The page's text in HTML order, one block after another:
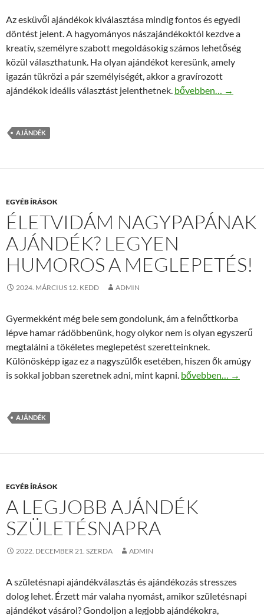
Az esküvői ajándékok kiválasztása mindig fontos és egyedi
döntést jelent. A hagyományos nászajándékoktól kezdve a
kreatív, személyre szabott megoldásokig számos lehetőség
közül választhatunk. Ha olyan ajándékot keresünk, amely
igazán tükrözi a pár személyiségét, akkor a gravírozott
ajándékok ideális választást jelenthetnek. A tökéletes
bővebben… →
AJÁNDÉK
EGYÉB ÍRÁSOK
ÉLETVIDÁM NAGYPAPÁNAK
AJÁNDÉK? LEGYEN
HUMOROS A MEGLEPETÉS!
2024. MÁRCIUS 12. KEDD ADMIN
Gyermekként még bele sem gondolunk, ám a felnőttkorba
lépve hamar rádöbbenünk, hogy olykor nem is olyan egyszerű
megtalálni a tökéletes meglepetést szeretteinknek.
Különösképp igaz ez a nagyszülők esetében, hiszen ők amúgy
is sokkal jobban szeretnek adni, mint kapni. Életvidám
bővebben… →
AJÁNDÉK
EGYÉB ÍRÁSOK
A LEGJOBB AJÁNDÉK
SZÜLETÉSNAPRA
2022. DECEMBER 21. SZERDA ADMIN
A születésnapi ajándékválasztás és ajándékozás stresszes
dolog lehet. Érzett már valaha nyomást, amikor születésnapi
ajándékot vásárol? Gondoljon a legjobb ajándékokra,